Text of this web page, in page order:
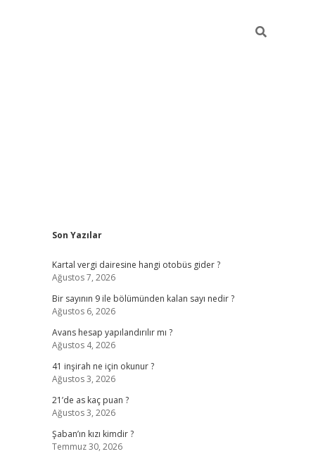
Sidebar
Son Yazılar
Kartal vergi dairesine hangi otobüs gider ?
Ağustos 7, 2026
Bir sayının 9 ile bölümünden kalan sayı nedir ?
Ağustos 6, 2026
Avans hesap yapılandırılır mı ?
Ağustos 4, 2026
41 inşirah ne için okunur ?
Ağustos 3, 2026
21’de as kaç puan ?
Ağustos 3, 2026
Şaban’ın kızı kimdir ?
Temmuz 30, 2026